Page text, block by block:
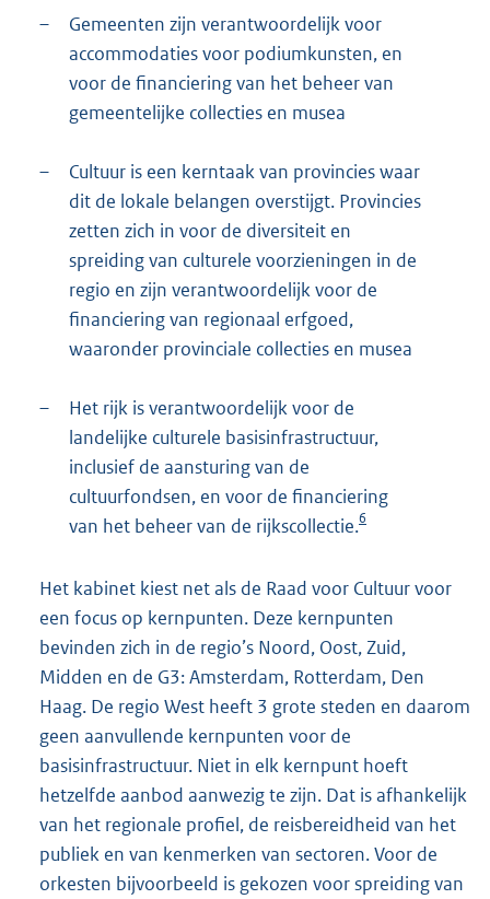
–
Gemeenten zijn verantwoordelijk voor
accommodaties voor podiumkunsten, en
voor de financiering van het beheer van
gemeentelijke collecties en musea
–
Cultuur is een kerntaak van provincies waar
dit de lokale belangen overstijgt. Provincies
zetten zich in voor de diversiteit en
spreiding van culturele voorzieningen in de
regio en zijn verantwoordelijk voor de
financiering van regionaal erfgoed,
waaronder provinciale collecties en musea
–
Het rijk is verantwoordelijk voor de
landelijke culturele basisinfrastructuur,
inclusief de aansturing van de
cultuurfondsen, en voor de financiering
van het beheer van de rijkscollectie.6
Het kabinet kiest net als de Raad voor Cultuur voor
een focus op kernpunten. Deze kernpunten
bevinden zich in de regio’s Noord, Oost, Zuid,
Midden en de G3: Amsterdam, Rotterdam, Den
Haag. De regio West heeft 3 grote steden en daarom
geen aanvullende kernpunten voor de
basisinfrastructuur. Niet in elk kernpunt hoeft
hetzelfde aanbod aanwezig te zijn. Dat is afhankelijk
van het regionale profiel, de reisbereidheid van het
publiek en van kenmerken van sectoren. Voor de
orkesten bijvoorbeeld is gekozen voor spreiding van